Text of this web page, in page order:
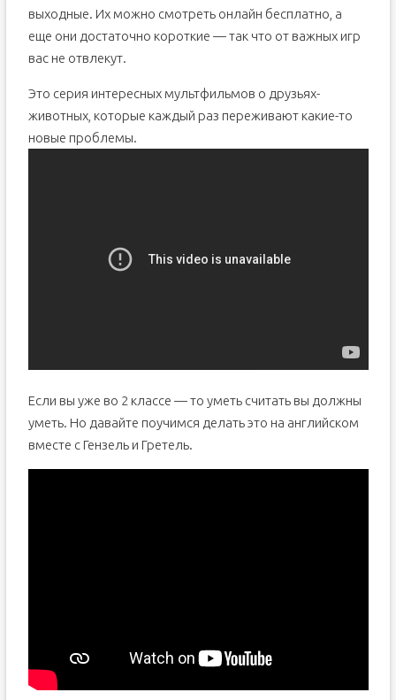
выходные. Их можно смотреть онлайн бесплатно, а
еще они достаточно короткие — так что от важных игр
вас не отвлекут.
Это серия интересных мультфильмов о друзьях-
животных, которые каждый раз переживают какие-то
новые проблемы.
Если вы уже во 2 классе — то уметь считать вы должны
уметь. Но давайте поучимся делать это на английском
вместе с Гензель и Гретель.